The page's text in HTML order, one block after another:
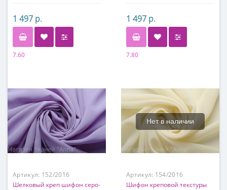
1 497 р.
7.60
1 497 р.
7.80
Артикул: 152/2016
Шелковый креп шифон серо-
Нет в наличии
Артикул: 154/2016
Шифон креповой текстуры